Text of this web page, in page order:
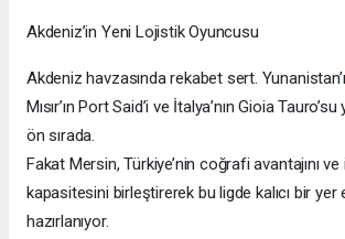
Akdeniz’in Yeni Lojistik Oyuncusu
Akdeniz havzasında rekabet sert.
Mısır’ın Port Said’i ve İtalya’nın Gioia Tauro’su
ön sırada.
Fakat Mersin, Türkiye’nin coğrafi avantajını
kapasitesini birleştirerek bu ligde kalıcı bir yer
hazırlanıyor.